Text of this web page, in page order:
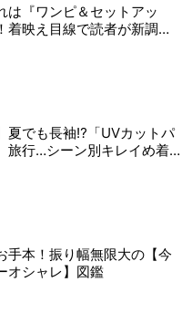
は『ワンピ＆セットアッ
着映え目線で読者が新調し
夏でも長袖⁉「UVカットパ
旅行…シーン別キレイめ着
手本！振り幅無限大の【今
オシャレ】図鑑